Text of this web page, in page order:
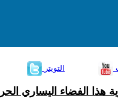
التويتر
هذا الفضاء اليساري الحر